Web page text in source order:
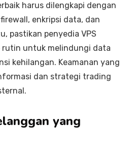
harus dilengkapi dengan
enkripsi data, dan
pastikan penyedia VPS
rutin untuk melindungi data
kehilangan. Keamanan yang
dan strategi trading
yang